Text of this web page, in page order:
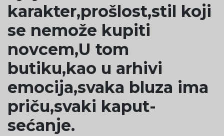
karakter,prošlost,stil koji
se nemože kupiti
novcem,U tom
butiku,kao u arhivi
emocija,svaka bluza ima
priču,svaki kaput-
sećanje.